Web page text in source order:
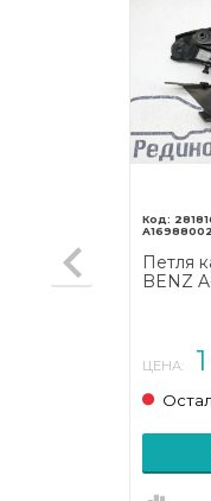
BENZ
Петля
BENZ
ЦЕНА: